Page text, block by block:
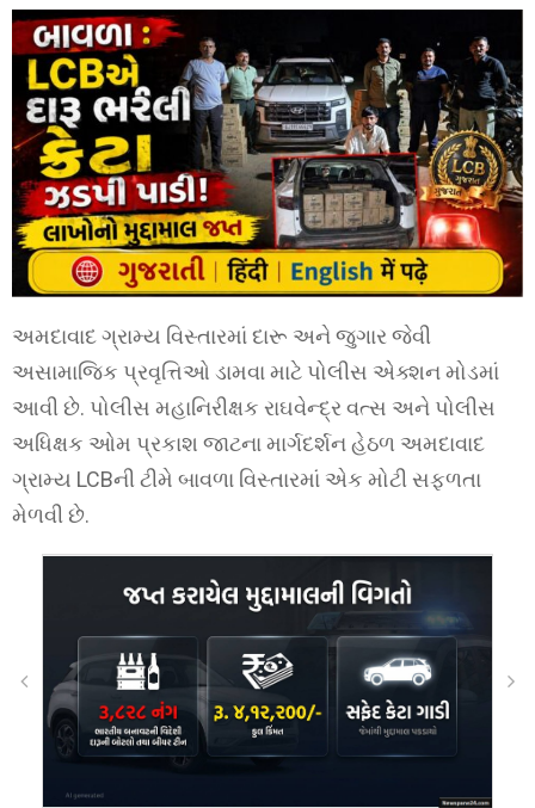
અમદાવાદ ગ્રામ્ય વિસ્તારમાં દારૂ અને જુગાર જેવી
અસામાજિક પ્રવૃત્તિઓ ડામવા માટે પોલીસ એક્શન મોડમાં
આવી છે. પોલીસ મહાનિરીક્ષક રાઘવેન્દ્ર વત્સ અને પોલીસ
અધિક્ષક ઓમ પ્રકાશ જાટના માર્ગદર્શન હેઠળ અમદાવાદ
ગ્રામ્ય LCBની ટીમે બાવળા વિસ્તારમાં એક મોટી સફળતા
મેળવી છે.